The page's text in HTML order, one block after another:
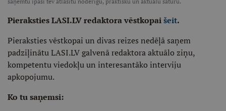
Pieraksties LASI.LV redaktora vēstkopaišeit.
Pieraksties vēstkopai un divas reizes nedēļā saņem
padziļinātu LASI.LV galvenā redaktora aktuālo ziņu,
kompetentu viedokļu un interesantāko interviju
apkopojumu.
Ko tu saņemsi: